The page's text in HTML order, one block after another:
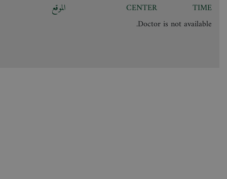
TIME
CENTER
الموقع
Doctor is not available.